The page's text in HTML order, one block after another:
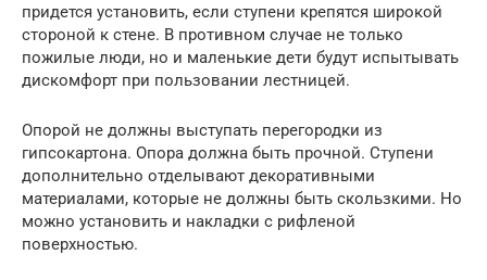
придется установить, если ступени крепятся широкой
стороной к стене. В противном случае не только
пожилые люди, но и маленькие дети будут испытывать
дискомфорт при пользовании лестницей.
Опорой не должны выступать перегородки из
гипсокартона. Опора должна быть прочной. Ступени
дополнительно отделывают декоративными
материалами, которые не должны быть скользкими. Но
можно установить и накладки с рифленой
поверхностью.